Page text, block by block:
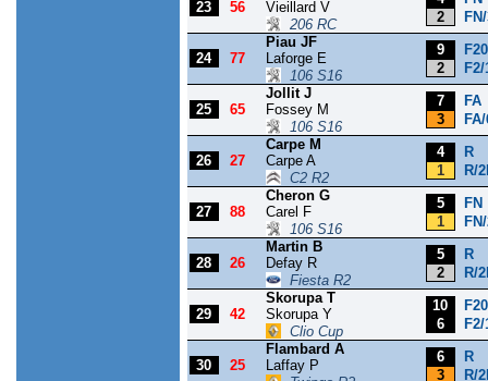
23 56
Vieillard V
206 RC
2
24 77
Piau JF
Laforge E
106 S16
9
2
F2/
25 65
Jollit J
Fossey M
106 S16
7
FA
3
26 27
Carpe M
Carpe A
C2 R2
4
R
1
R/
27 88
Cheron G
Carel F
106 S16
5
FN
1
28 26
Martin B
Defay R
Fiesta R2
5
R
2
R/
29 42
Skorupa T
Skorupa Y
Clio Cup
10
6
F2/
30 25
Flambard A
Laffay P
6
R
3
R/